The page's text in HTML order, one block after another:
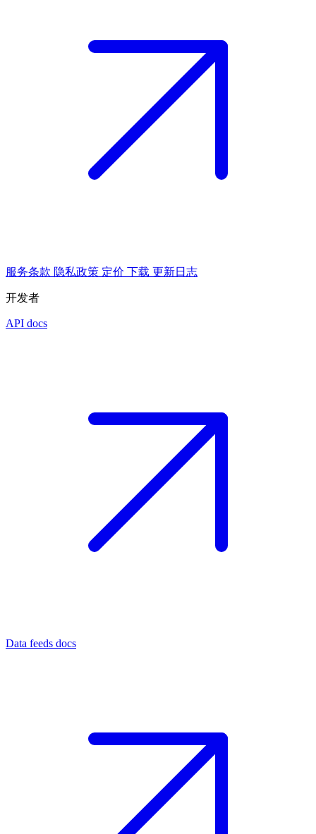
服务条款 隐私政策 定价 下载 更新日志
开发者
API docs
Data feeds docs